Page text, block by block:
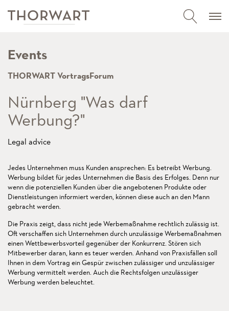
Events
THORWART VortragsForum
Nürnberg "Was darf
Werbung?"
Legal advice
Jedes Unternehmen muss Kunden ansprechen: Es betreibt Werbung.
Werbung bildet für jedes Unternehmen die Basis des Erfolges. Denn nur
wenn die potenziellen Kunden über die angebotenen Produkte oder
Dienstleistungen informiert werden, können diese auch an den Mann
gebracht werden.
Die Praxis zeigt, dass nicht jede Werbemaßnahme rechtlich zulässig ist.
Oft verschaffen sich Unternehmen durch unzulässige Werbemaßnahmen
einen Wettbewerbsvorteil gegenüber der Konkurrenz. Stören sich
Mitbewerber daran, kann es teuer werden. Anhand von Praxisfällen soll
Ihnen in dem Vortrag ein Gespür zwischen zulässiger und unzulässiger
Werbung vermittelt werden. Auch die Rechtsfolgen unzulässiger
Werbung werden beleuchtet.